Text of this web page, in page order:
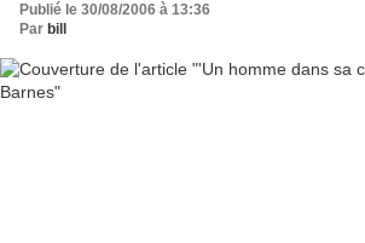
Publié le 30/08/2006 à 13:36
Par bill